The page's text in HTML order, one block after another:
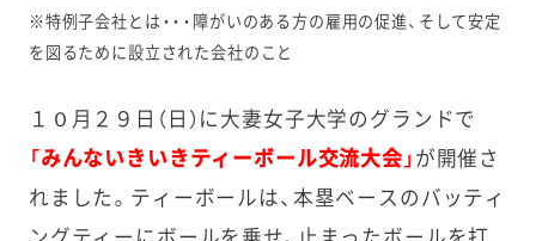
※特例子会社とは・・・障がいのある方の雇用の促進、そして安定
を図るために設立された会社のこと
１０月２９日（日）に大妻女子大学のグランドで
「みんないきいきティーボール交流大会」 が開催さ
れました。ティーボールは、本塁ベースのバッティ